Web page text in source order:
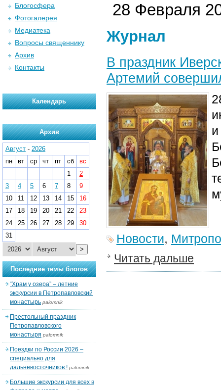
28 Февраля
Журнал
В праздник
Артемий
Новости,
Читать дальше
Блогосфера
Фотогалерея
Медиатека
Вопросы священнику
Архив
Контакты
Календарь
Архив
Август - 2026
пн
вт ср чт пт сб
вс
1
2
3
4 5 6 7 8
9
10
11 12 13 14 15
16
17
18 19 20 21 22
23
24
25 26 27 28 29
30
31
>
Последние темы блогов
“Храм у озера” – летние
экскурсии в Петропавловский
монастырь palomnik
Престольный праздник
Петропавловского
монастыря palomnik
Поездки по России 2026 –
специально для
дальневосточников ! palomnik
Большие экскурсии для всех в